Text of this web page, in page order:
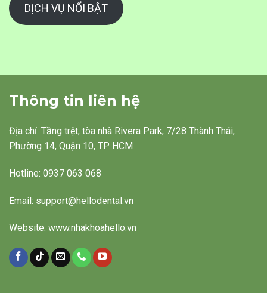
DỊCH VỤ NỔI BẬT
Thông tin liên hệ
Địa chỉ: Tầng trệt, tòa nhà Rivera Park, 7/28 Thành Thái,
Phường 14, Quận 10, TP HCM
Hotline: 0937 063 068
Email: support@hellodental.vn
Website: www.nhakhoahello.vn